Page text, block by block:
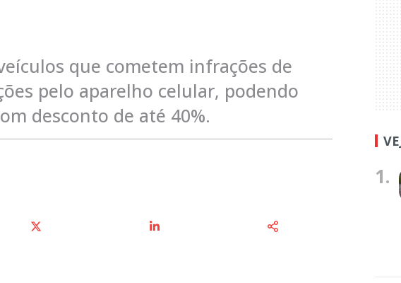
que cometem infrações de
pelo aparelho celular, podendo
desconto de até 40%.
1.